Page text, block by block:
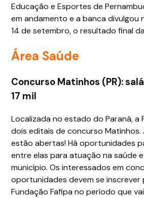
Educação e Esportes de
em andamento e a banca
14 de setembro, o resultado final
Área Saúde
Concurso Matinhos (PR):
17 mil
Localizada no estado do Paraná, a
dois editais de concurso Matinhos.
estão abertas! Há oportunidades
entre elas para atuação na saúde
município. Os interessados em
oportunidades devem se inscrever
Fundação Fafipa no período que